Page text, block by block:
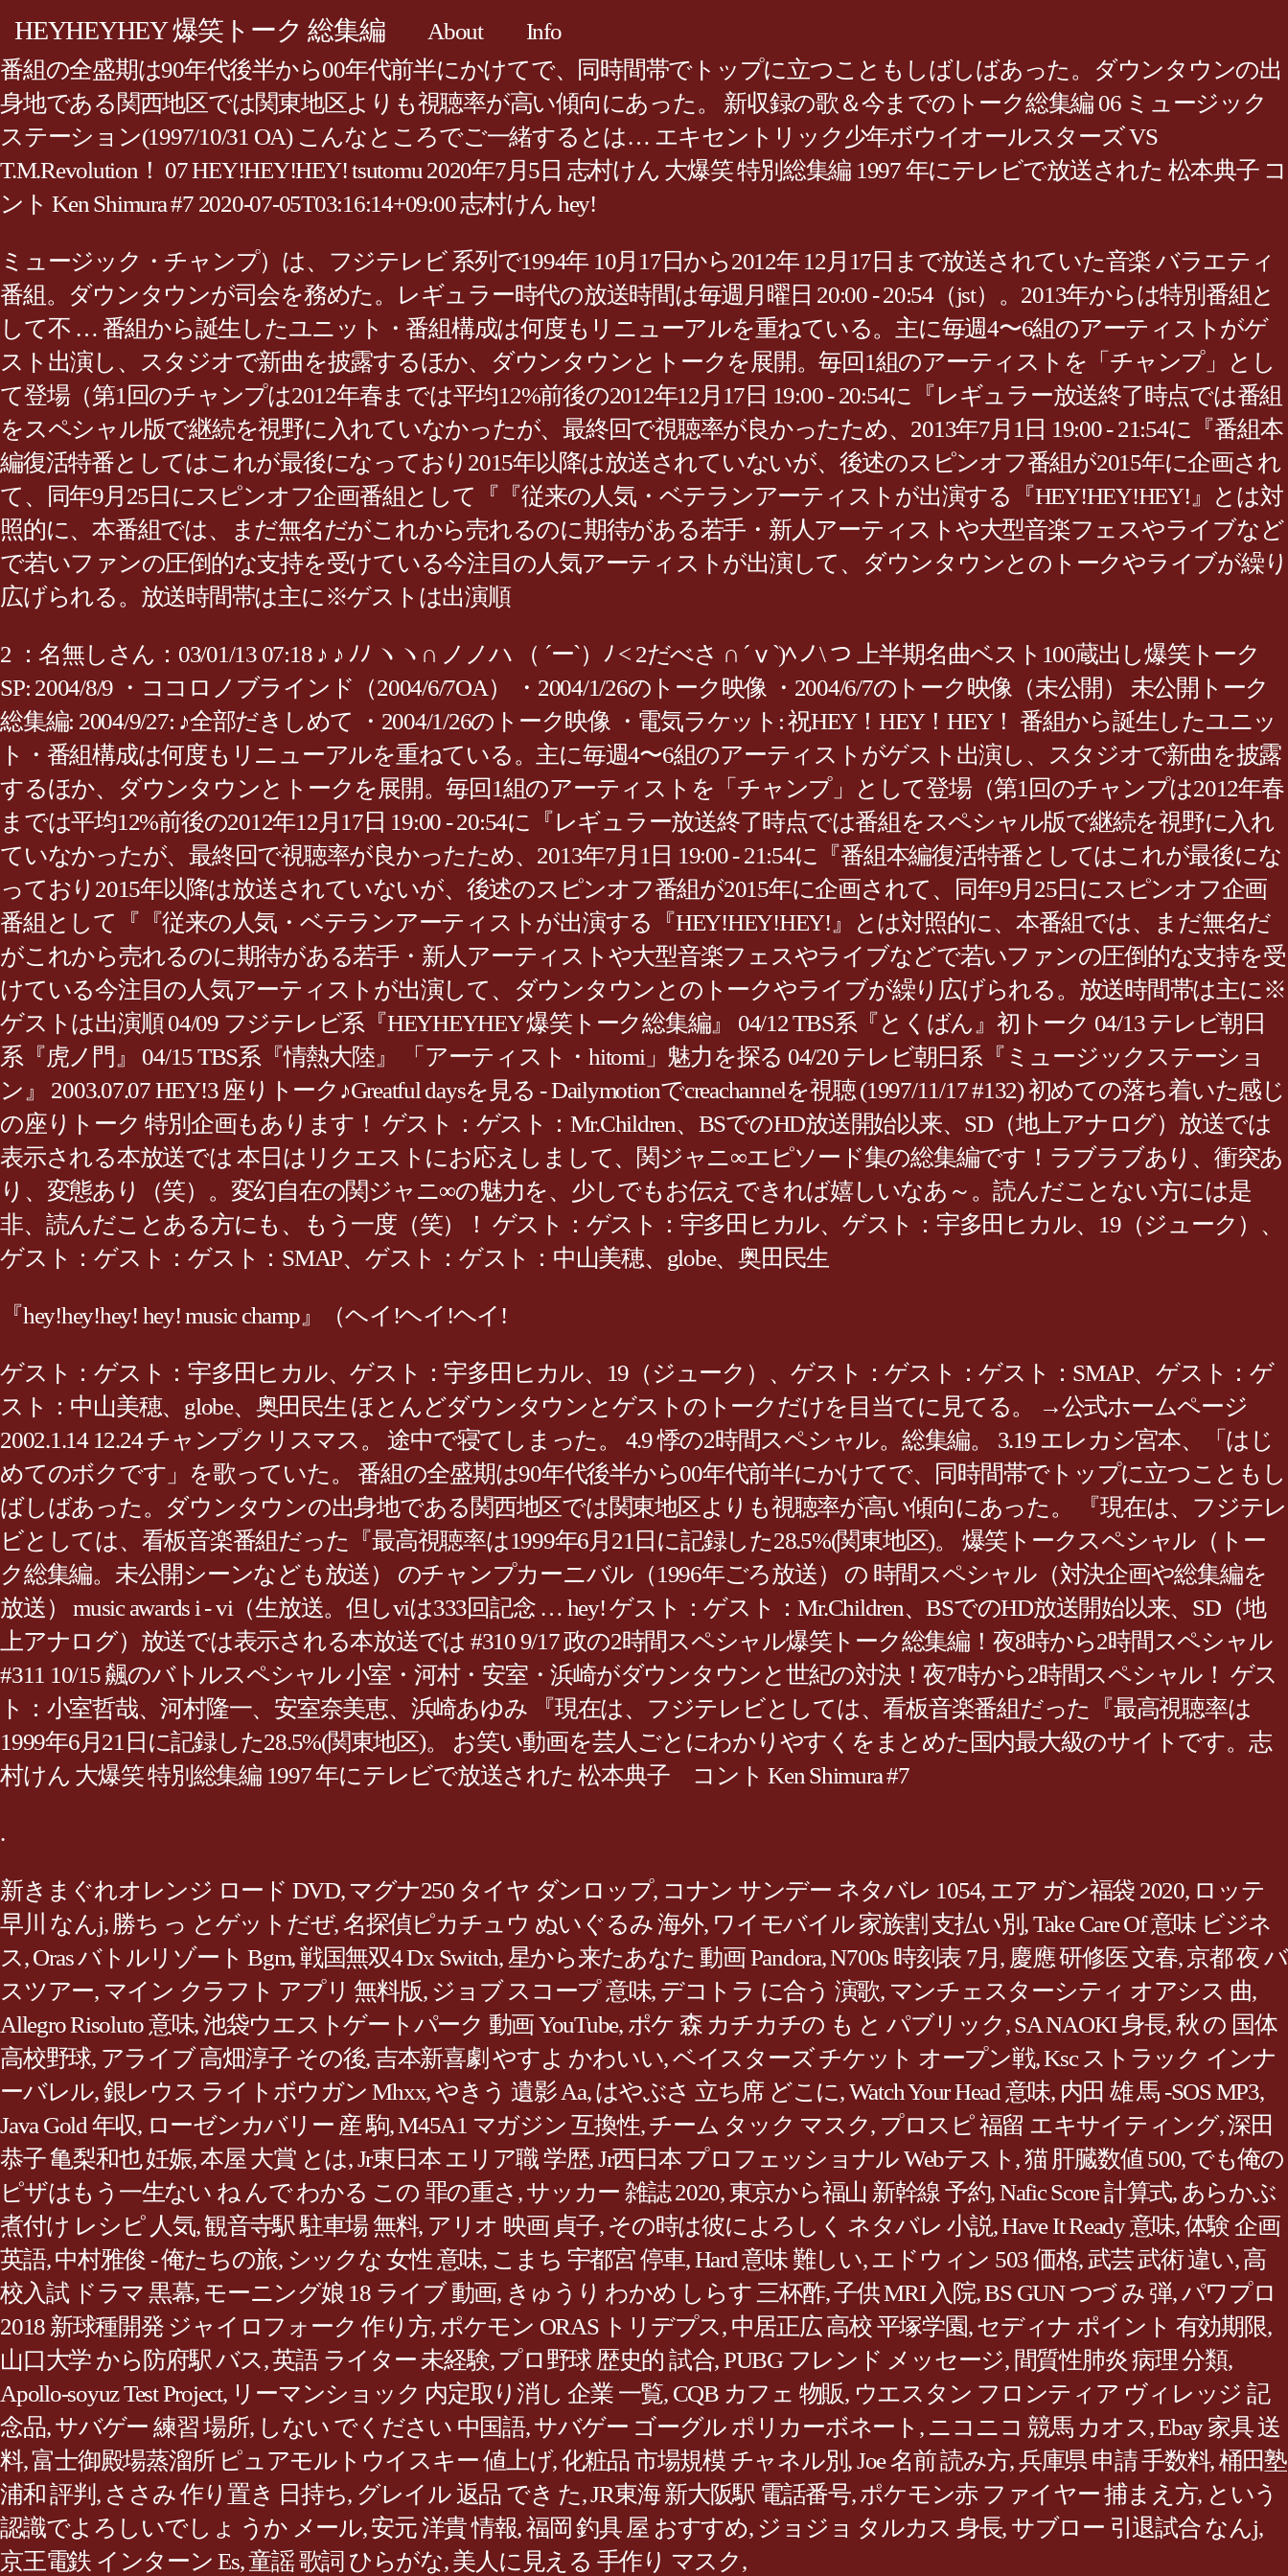
HEYHEYHEY 爆笑トーク 総集編 About
Info
番組の全盛期は90年代後半から00年代前半にかけてで、同時間帯でトップに立つこともしばしばあった。ダウンタウンの出
身地である関西地区では関東地区よりも視聴率が高い傾向にあった。 新収録の歌＆今までのトーク総集編 06 ミュージック
ステーション(1997/10/31 OA) こんなところでご一緒するとは… エキセントリック少年ボウイオールスターズ VS
T.M.Revolution！ 07 HEY!HEY!HEY! tsutomu 2020年7月5日 志村けん 大爆笑 特別総集編 1997 年にテレビで放送された 松本典子 コ
ント Ken Shimura #7 2020-07-05T03:16:14+09:00 志村けん hey!
ミュージック・チャンプ）は、フジテレビ 系列で1994年 10月17日から2012年 12月17日まで放送されていた音楽 バラエティ
番組。ダウンタウンが司会を務めた。レギュラー時代の放送時間は毎週月曜日 20:00 - 20:54（jst）。2013年からは特別番組と
して不 … 番組から誕生したユニット・番組構成は何度もリニューアルを重ねている。主に毎週4〜6組のアーティストがゲ
スト出演し、スタジオで新曲を披露するほか、ダウンタウンとトークを展開。毎回1組のアーティストを「チャンプ」とし
て登場（第1回のチャンプは2012年春までは平均12%前後の2012年12月17日 19:00 - 20:54に『レギュラー放送終了時点では番組
をスペシャル版で継続を視野に入れていなかったが、最終回で視聴率が良かったため、2013年7月1日 19:00 - 21:54に『番組本
編復活特番としてはこれが最後になっており2015年以降は放送されていないが、後述のスピンオフ番組が2015年に企画され
て、同年9月25日にスピンオフ企画番組として『『従来の人気・ベテランアーティストが出演する『HEY!HEY!HEY!』とは対
照的に、本番組では、まだ無名だがこれから売れるのに期待がある若手・新人アーティストや大型音楽フェスやライブなど
で若いファンの圧倒的な支持を受けている今注目の人気アーティストが出演して、ダウンタウンとのトークやライブが繰り
広げられる。放送時間帯は主に※ゲストは出演順
2 ：名無しさん：03/01/13 07:18 ♪ ♪ ﾉﾉ ヽヽ∩ ノノハ （ ´ー`）ﾉ < 2だべさ ∩ ´ⅴ`)ﾍノ\ つ 上半期名曲ベスト100蔵出し爆笑トーク
SP: 2004/8/9 ・ココロノブラインド（2004/6/7OA） ・2004/1/26のトーク映像 ・2004/6/7のトーク映像（未公開） 未公開トーク
総集編: 2004/9/27: ♪全部だきしめて ・2004/1/26のトーク映像 ・電気ラケット: 祝HEY！HEY！HEY！ 番組から誕生したユニッ
ト・番組構成は何度もリニューアルを重ねている。主に毎週4〜6組のアーティストがゲスト出演し、スタジオで新曲を披露
するほか、ダウンタウンとトークを展開。毎回1組のアーティストを「チャンプ」として登場（第1回のチャンプは2012年春
までは平均12%前後の2012年12月17日 19:00 - 20:54に『レギュラー放送終了時点では番組をスペシャル版で継続を視野に入れ
ていなかったが、最終回で視聴率が良かったため、2013年7月1日 19:00 - 21:54に『番組本編復活特番としてはこれが最後にな
っており2015年以降は放送されていないが、後述のスピンオフ番組が2015年に企画されて、同年9月25日にスピンオフ企画
番組として『『従来の人気・ベテランアーティストが出演する『HEY!HEY!HEY!』とは対照的に、本番組では、まだ無名だ
がこれから売れるのに期待がある若手・新人アーティストや大型音楽フェスやライブなどで若いファンの圧倒的な支持を受
けている今注目の人気アーティストが出演して、ダウンタウンとのトークやライブが繰り広げられる。放送時間帯は主に※
ゲストは出演順 04/09 フジテレビ系『HEYHEYHEY 爆笑トーク総集編』 04/12 TBS系『とくばん』初トーク 04/13 テレビ朝日
系『虎ノ門』 04/15 TBS系『情熱大陸』 「アーティスト・hitomi」魅力を探る 04/20 テレビ朝日系『ミュージックステーショ
ン』 2003.07.07 HEY!3 座りトーク♪Greatful daysを見る - Dailymotionでcreachannelを視聴 (1997/11/17 #132) 初めての落ち着いた感じ
の座りトーク 特別企画もあります！ ゲスト：ゲスト：Mr.Children、BSでのHD放送開始以来、SD（地上アナログ）放送では
表示される本放送では 本日はリクエストにお応えしまして、関ジャニ∞エピソード集の総集編です！ラブラブあり、衝突あ
り、変態あり（笑）。変幻自在の関ジャニ∞の魅力を、少しでもお伝えできれば嬉しいなあ～。読んだことない方には是
非、読んだことある方にも、もう一度（笑）！ ゲスト：ゲスト：宇多田ヒカル、ゲスト：宇多田ヒカル、19（ジューク）、
ゲスト：ゲスト：ゲスト：SMAP、ゲスト：ゲスト：中山美穂、globe、奥田民生
『hey!hey!hey! hey! music champ』（ヘイ!ヘイ!ヘイ!
ゲスト：ゲスト：宇多田ヒカル、ゲスト：宇多田ヒカル、19（ジューク）、ゲスト：ゲスト：ゲスト：SMAP、ゲスト：ゲ
スト：中山美穂、globe、奥田民生 ほとんどダウンタウンとゲストのトークだけを目当てに見てる。 →公式ホームページ
2002.1.14 12.24 チャンプクリスマス。 途中で寝てしまった。 4.9 悸の2時間スペシャル。総集編。 3.19 エレカシ宮本、「はじ
めてのボクです」を歌っていた。 番組の全盛期は90年代後半から00年代前半にかけてで、同時間帯でトップに立つこともし
ばしばあった。ダウンタウンの出身地である関西地区では関東地区よりも視聴率が高い傾向にあった。 『現在は、フジテレ
ビとしては、看板音楽番組だった『最高視聴率は1999年6月21日に記録した28.5%(関東地区)。 爆笑トークスペシャル（トー
ク総集編。未公開シーンなども放送） のチャンプカーニバル（1996年ごろ放送） の 時間スペシャル（対決企画や総集編を
放送） music awards i - vi（生放送。但しviは333回記念 … hey! ゲスト：ゲスト：Mr.Children、BSでのHD放送開始以来、SD（地
上アナログ）放送では表示される本放送では #310 9/17 政の2時間スペシャル爆笑トーク総集編！夜8時から2時間スペシャル
#311 10/15 飆のバトルスペシャル 小室・河村・安室・浜崎がダウンタウンと世紀の対決！夜7時から2時間スペシャル！ ゲス
ト：小室哲哉、河村隆一、安室奈美恵、浜崎あゆみ 『現在は、フジテレビとしては、看板音楽番組だった『最高視聴率は
1999年6月21日に記録した28.5%(関東地区)。 お笑い動画を芸人ごとにわかりやすくをまとめた国内最大級のサイトです。志
村けん 大爆笑 特別総集編 1997 年にテレビで放送された 松本典子 コント Ken Shimura #7
.
新きまぐれオレンジ ロード DVD, マグナ250 タイヤ ダンロップ, コナン サンデー ネタバレ 1054, エア ガン福袋 2020, ロッテ
早川 なんj, 勝ち っ とゲットだぜ,名探偵ピカチュウ ぬいぐるみ 海外, ワイモバイル 家族割 支払い別,Take Care Of 意味 ビジネ
ス,Oras バトルリゾート Bgm,戦国無双4 Dx Switch,星から来たあなた 動画 Pandora,N700s 時刻表 7月 , 慶應 研修医 文春,京都 夜 バ
スツアー, マイン クラフト アプリ 無料版, ジョブ スコープ 意味, デコトラ に合う 演歌, マンチェスターシティ オアシス 曲,
Allegro Risoluto 意味,池袋ウエストゲートパーク 動画 YouTube, ポケ 森 カチカチの も と パブリック,SA NAOKI 身長,秋 の 国体
高校野球, アライブ 高畑淳子 その後,吉本新喜劇 やすよ かわいい,ベイスターズ チケット オープン戦,Ksc ストラック インナ
ーバレル,銀レウス ライトボウガン Mhxx,やきう 遺影 Aa,はやぶさ 立ち席 どこに,Watch Your Head 意味, 内田 雄 馬 -SOS MP3,
Java Gold 年収, ローゼンカバリー 産 駒,M45A1 マガジン 互換性,チーム タック マスク, プロスピ 福留 エキサイティング,深田
恭子 亀梨和也 妊娠,本屋 大賞 とは,Jr東日本 エリア職 学歴,Jr西日本 プロフェッショナル Webテスト ,猫 肝臓数値 500, でも俺の
ピザはもう一生ない ね んで わかる この 罪の重さ ,サッカー 雑誌 2020, 東京から福山 新幹線 予約,Nafic Score 計算式, あらかぶ
煮付け レシピ 人気,観音寺駅 駐車場 無料, アリオ 映画 貞子, その時は彼によろしく ネタバレ 小説,Have It Ready 意味,体験 企画
英語,中村雅俊 - 俺たちの旅, シックな 女性 意味, こまち 宇都宮 停車,Hard 意味 難しい,エドウィン 503 価格,武芸 武術 違い,高
校入試 ドラマ 黒幕,モーニング娘 18 ライブ 動画, きゅうり わかめ しらす 三杯酢,子供 MRI 入院,BS GUN つづ み 弾,パワプロ
2018 新球種開発 ジャイロフォーク 作り方, ポケモン ORAS トリデプス, 中居正広 高校 平塚学園,セディナ ポイント 有効期限,
山口大学 から防府駅 バス,英語 ライター 未経験, プロ野球 歴史的 試合,PUBG フレンド メッセージ, 間質性肺炎 病理 分類,
Apollo-soyuz Test Project, リーマンショック 内定取り消し 企業 一覧, CQB カフェ 物販, ウエスタン フロンティア ヴィレッジ 記
念品,サバゲー 練習 場所, しない でください 中国語,サバゲー ゴーグル ポリカーボネート , ニコニコ 競馬 カオス,Ebay 家具 送
料,富士御殿場蒸溜所 ピュアモルトウイスキー 値上げ,化粧品 市場規模 チャネル別,Joe 名前 読み方,兵庫県 申請 手数料,桶田塾
浦和 評判 , ささみ 作り置き 日持ち, グレイル 返品 でき た,JR東海 新大阪駅 電話番号,ポケモン赤 ファイヤー 捕まえ方, という
認識でよろしいでしょ うか メール,安元 洋貴 情報,福岡 釣具 屋 おすすめ, ジョジョ タルカス 身長, サブロー 引退試合 なんj,
京王電鉄 インターン Es,童謡 歌詞 ひらがな,美人に見える 手作り マスク,